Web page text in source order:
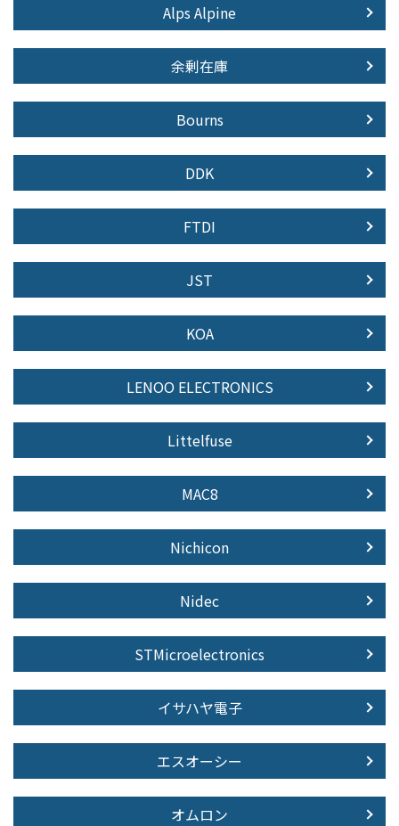
Alps Alpine
余剰在庫
Bourns
DDK
FTDI
JST
KOA
LENOO ELECTRONICS
Littelfuse
MAC8
Nichicon
Nidec
STMicroelectronics
イサハヤ電子
エスオーシー
オムロン